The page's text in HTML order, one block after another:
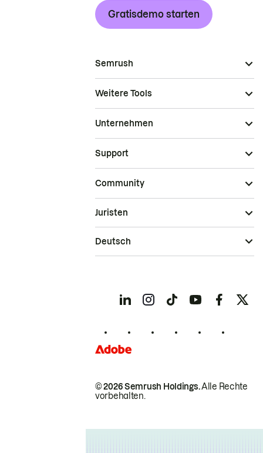
Gratisdemo starten
Semrush
Weitere Tools
Unternehmen
Support
Community
© 2026 Semrush Holdings.Alle Rechte
vorbehalten.
Juristen
Deutsch